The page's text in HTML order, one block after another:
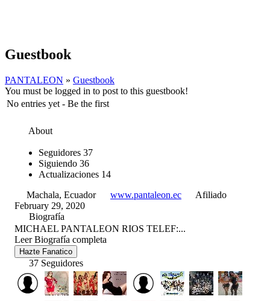
Guestbook
PANTALEON » Guestbook
You must be logged in to post to this guestbook!
No entries yet - Be the first
About
Seguidores 37
Siguiendo 36
Actualizaciones 14
Machala, Ecuador
www.pantaleon.ec
Afiliado
February 29, 2020
Biografía
MICHAEL PANTALEON RIOS TELEF:...
Leer Biografía completa
Hazte Fanatico
37 Seguidores